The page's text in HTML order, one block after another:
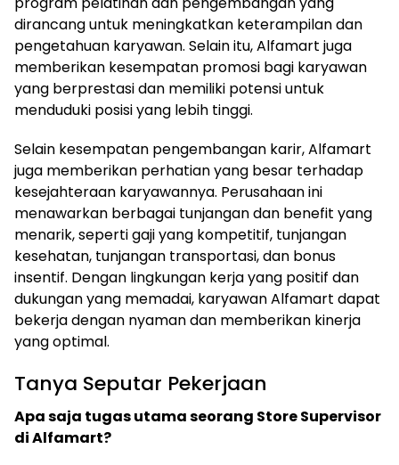
dirancang untuk meningkatkan keterampilan dan
pengetahuan karyawan. Selain itu, Alfamart juga
memberikan kesempatan promosi bagi karyawan
yang berprestasi dan memiliki potensi untuk
menduduki posisi yang lebih tinggi.
Selain kesempatan pengembangan karir, Alfamart
juga memberikan perhatian yang besar terhadap
kesejahteraan karyawannya. Perusahaan ini
menawarkan berbagai tunjangan dan benefit yang
menarik, seperti gaji yang kompetitif, tunjangan
kesehatan, tunjangan transportasi, dan bonus
insentif. Dengan lingkungan kerja yang positif dan
dukungan yang memadai, karyawan Alfamart dapat
bekerja dengan nyaman dan memberikan kinerja
yang optimal.
Tanya Seputar Pekerjaan
Apa saja tugas utama seorang Store Supervisor
di Alfamart?